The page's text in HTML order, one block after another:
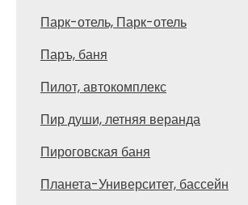
Парк-отель, Парк-отель
Паръ, баня
Пилот, автокомплекс
Пир души, летняя веранда
Пироговская баня
Планета-Университет, бассейн